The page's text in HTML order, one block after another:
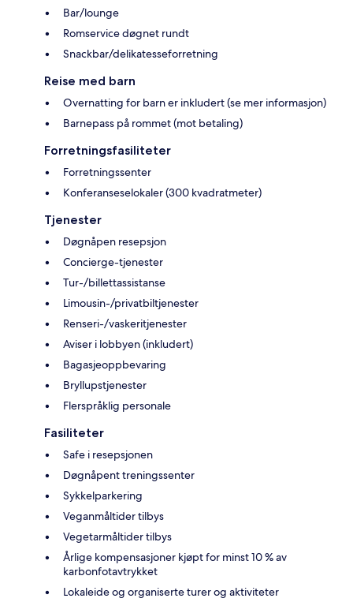
Bar/lounge
Romservice døgnet rundt
Snackbar/delikatesseforretning
Reise med barn
Overnatting for barn er inkludert (se mer informasjon)
Barnepass på rommet (mot betaling)
Forretningsfasiliteter
Forretningssenter
Konferanseselokaler (300 kvadratmeter)
Tjenester
Døgnåpen resepsjon
Concierge-tjenester
Tur-/billettassistanse
Limousin-/privatbiltjenester
Renseri-/vaskeritjenester
Aviser i lobbyen (inkludert)
Bagasjeoppbevaring
Bryllupstjenester
Flerspråklig personale
Fasiliteter
Safe i resepsjonen
Døgnåpent treningssenter
Sykkelparkering
Veganmåltider tilbys
Vegetarmåltider tilbys
Årlige kompensasjoner kjøpt for minst 10 % av
karbonfotavtrykket
Lokaleide og organiserte turer og aktiviteter